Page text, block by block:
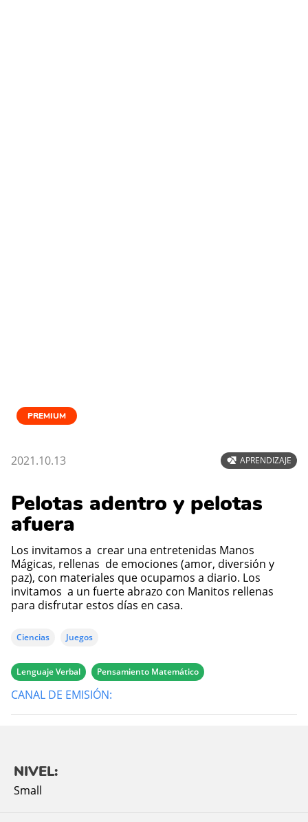
PREMIUM
2021.10.13 APRENDIZAJE
Pelotas adentro y pelotas
afuera
Los invitamos a crear una entretenidas Manos
Mágicas, rellenas de emociones (amor, diversión y
paz), con materiales que ocupamos a diario. Los
invitamos a un fuerte abrazo con Manitos rellenas
para disfrutar estos días en casa.
Ciencias Juegos
Lenguaje Verbal Pensamiento Matemático
CANAL DE EMISIÓN:
NIVEL:
Small